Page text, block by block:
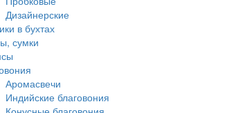
Дизайнерские
в бухтах
сумки
Аромасвечи
Индийские благовония